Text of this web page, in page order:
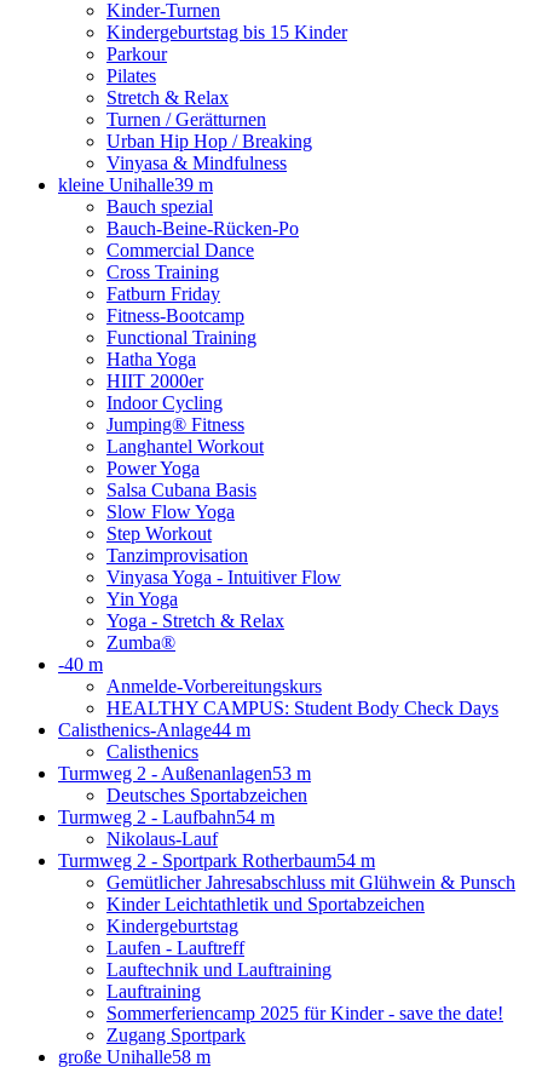
Kinder-Turnen
Kindergeburtstag bis 15 Kinder
Parkour
Pilates
Stretch & Relax
Turnen / Gerätturnen
Urban Hip Hop / Breaking
Vinyasa & Mindfulness
kleine Unihalle39 m
Bauch spezial
Bauch-Beine-Rücken-Po
Commercial Dance
Cross Training
Fatburn Friday
Fitness-Bootcamp
Functional Training
Hatha Yoga
HIIT 2000er
Indoor Cycling
Jumping® Fitness
Langhantel Workout
Power Yoga
Salsa Cubana Basis
Slow Flow Yoga
Step Workout
Tanzimprovisation
Vinyasa Yoga - Intuitiver Flow
Yin Yoga
Yoga - Stretch & Relax
Zumba®
-40 m
Anmelde-Vorbereitungskurs
HEALTHY CAMPUS: Student Body Check Days
Calisthenics-Anlage44 m
Calisthenics
Turmweg 2 - Außenanlagen53 m
Deutsches Sportabzeichen
Turmweg 2 - Laufbahn54 m
Nikolaus-Lauf
Turmweg 2 - Sportpark Rotherbaum54 m
Gemütlicher Jahresabschluss mit Glühwein & Punsch
Kinder Leichtathletik und Sportabzeichen
Kindergeburtstag
Laufen - Lauftreff
Lauftechnik und Lauftraining
Lauftraining
Sommerferiencamp 2025 für Kinder - save the date!
Zugang Sportpark
große Unihalle58 m